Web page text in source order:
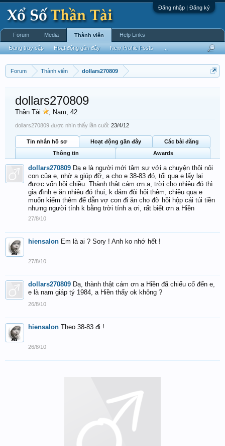
Đăng nhập | Đăng ký
Forum Thành viên dollars270809
dollars270809
Thần Tài , Nam, 42
dollars270809 được nhìn thấy lần cuối: 23/4/12
Tin nhắn hồ sơ Hoạt động gần đây
Các bài đăng
Thông tin
Awards
dollars270809 Dạ e là người mới tâm sự với a chuyện thôi nôi
con của e, nhờ a giúp đỡ, a cho e 38-83 đó, tối qua e lấy lại
được vốn hồi chiều. Thành thật cám ơn a, trời cho nhiêu đó thì
gia đình e ăn nhiêu đó thui, k dám đòi hỏi thêm, chiều qua e
muốn kiếm thêm để dẫn vợ con đi ăn cho đỡ hồi hộp cái túi tiền
nhưng người tính k bằng trời tính a ơi, rất biết ơn a Hiền
27/8/10
hiensalon Em là ai ? Sory ! Anh ko nhớ hết !
27/8/10
dollars270809 Dạ, thành thật cám ơn a Hiền đã chiếu cố đến e,
e là nam giáp tý 1984, a Hiền thấy ok không ?
26/8/10
hiensalon Theo 38-83 đi !
26/8/10
Forum Media Thành viên
Đang truy cập Hoạt động gần đây New Profile Posts
Help Links